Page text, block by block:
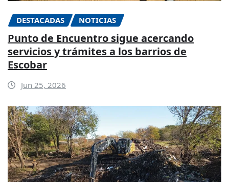
DESTACADAS NOTICIAS
Punto de Encuentro sigue acercando
servicios y trámites a los barrios de
Escobar
Jun 25, 2026